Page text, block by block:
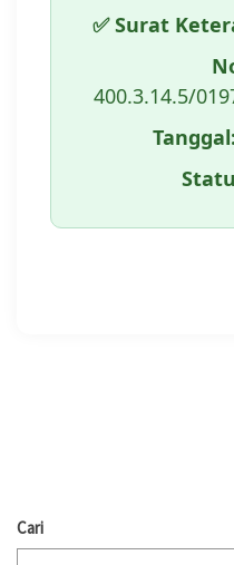
✅ Surat
400.3.14.5/
Tanggal:
Cari